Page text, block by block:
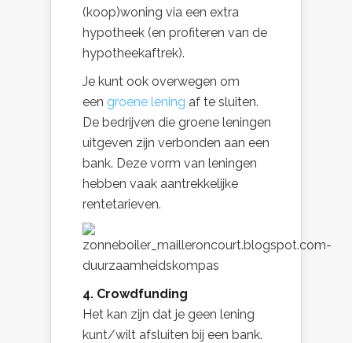
(koop)woning via een extra
hypotheek (en profiteren van de
hypotheekaftrek).
Je kunt ook overwegen om
een groene lening af te sluiten.
De bedrijven die groene leningen
uitgeven zijn verbonden aan een
bank. Deze vorm van leningen
hebben vaak aantrekkelijke
rentetarieven.
4. Crowdfunding
Het kan zijn dat je geen lening
kunt/wilt afsluiten bij een bank.